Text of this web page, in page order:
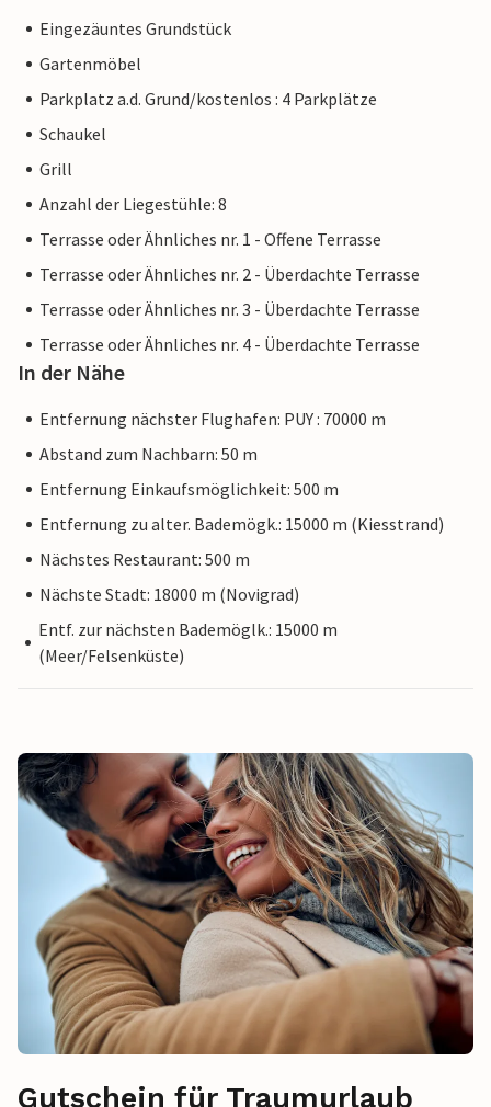
Eingezäuntes Grundstück
Gartenmöbel
Parkplatz a.d. Grund/kostenlos : 4 Parkplätze
Schaukel
Grill
Anzahl der Liegestühle: 8
Terrasse oder Ähnliches nr. 1 - Offene Terrasse
Terrasse oder Ähnliches nr. 2 - Überdachte Terrasse
Terrasse oder Ähnliches nr. 3 - Überdachte Terrasse
Terrasse oder Ähnliches nr. 4 - Überdachte Terrasse
In der Nähe
Entfernung nächster Flughafen: PUY : 70000 m
Abstand zum Nachbarn: 50 m
Entfernung Einkaufsmöglichkeit: 500 m
Entfernung zu alter. Bademögk.: 15000 m (Kiesstrand)
Nächstes Restaurant: 500 m
Nächste Stadt: 18000 m (Novigrad)
Entf. zur nächsten Bademöglk.: 15000 m
(Meer/Felsenküste)
Gutschein für Traumurlaub